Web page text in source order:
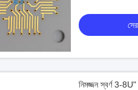
নিমজ্জন স্বর্ণ 3-8U"